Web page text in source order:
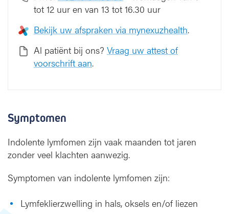
tot 12 uur en van 13 tot 16.30 uur
Bekijk uw afspraken via mynexuzhealth.
Al patiënt bij ons? Vraag uw attest of
voorschrift aan.
Symptomen
Indolente lymfomen zijn vaak maanden tot jaren
zonder veel klachten aanwezig.
Symptomen van indolente lymfomen zijn:
Lymfeklierzwelling in hals, oksels en/of liezen